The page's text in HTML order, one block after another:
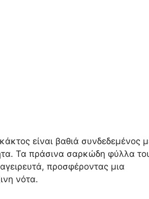
είναι βαθιά συνδεδεμένος
Τα πράσινα σαρκώδη φύλλα
προσφέροντας μια
νότα.